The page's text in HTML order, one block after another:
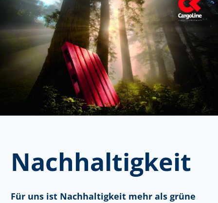
Nachhaltigkeit
Für uns ist Nachhaltigkeit mehr als grüne